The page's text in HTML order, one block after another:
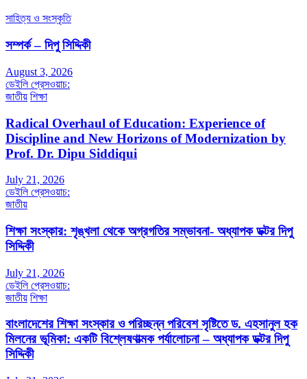
সাহিত্য ও সংস্কৃতি
সম্পর্ক – দিপু সিদ্দিকী
August 3, 2026
ডেইলি প্রেসওয়াচ:
জাতীয় শিক্ষা
Radical Overhaul of Education: Experience of
Discipline and New Horizons of Modernization by
Prof. Dr. Dipu Siddiqui
July 21, 2026
ডেইলি প্রেসওয়াচ:
জাতীয়
শিক্ষা সংস্কার: শৃঙ্খলা থেকে অগ্রগতির সম্ভাবনা- অধ্যাপক ডক্টর দিপু
সিদ্দিকী
July 21, 2026
ডেইলি প্রেসওয়াচ:
জাতীয় শিক্ষা
বাংলাদেশের শিক্ষা সংস্কার ও পরিচ্ছন্ন পরিবেশ সৃষ্টিতে ড. এহসানুল হক
মিলনের ভূমিকা: একটি বিশ্লেষণাত্মক পর্যালোচনা – অধ্যাপক ডক্টর দিপু
সিদ্দিকী